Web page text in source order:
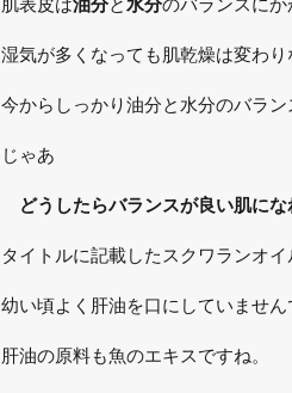
湿気が多くなっても肌乾燥は変わり
今からしっかり油分と水分のバラ
じゃあ
どうしたらバランスが良い肌にな
タイトルに記載したスクワランオ
幼い頃よく肝油を口にしていません
肝油の原料も魚のエキスですね。